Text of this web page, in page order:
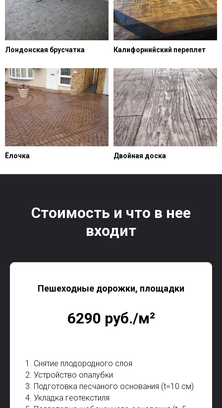
Лондонская брусчатка Калифорнийский переплет
Ёлочка Двойная доска
Стоимость и что в нее
входит
Пешеходные дорожки, площадки
6290 руб./м²
1. Снятие плодородного слоя
2. Устройство опалубки
3. Подготовка песчаного основания (t=10 см)
4. Укладка геотекстиля